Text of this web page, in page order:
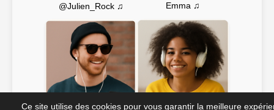
@Julien_Rock ♫ Emma ♫
Ce site utilise des cookies pour vous garantir la meilleure